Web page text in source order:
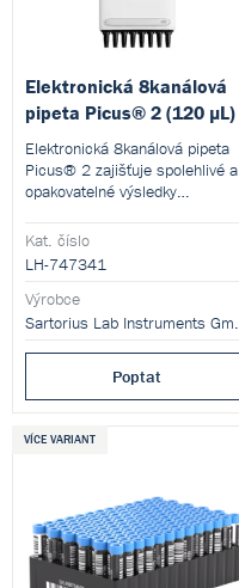
Elektronická 8kanálová
pipeta Picus® 2 (120 µL)
Elektronická 8kanálová pipeta
Picus® 2 zajišťuje spolehlivé a
opakovatelné výsledky
ergonomický design, který je
šetrný k vaší ruce.
Kat. číslo
LH-747341
Výrobce
Poptat
VÍCE VARIANT